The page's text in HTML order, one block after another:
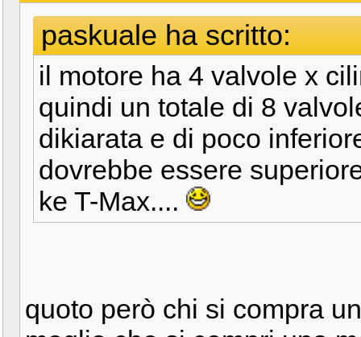
paskuale ha scritto:
il motore ha 4 valvole x
quindi un totale di 8
dikiarata e di poco
dovrebbe essere
ke T-Max....
quoto però chi si compra